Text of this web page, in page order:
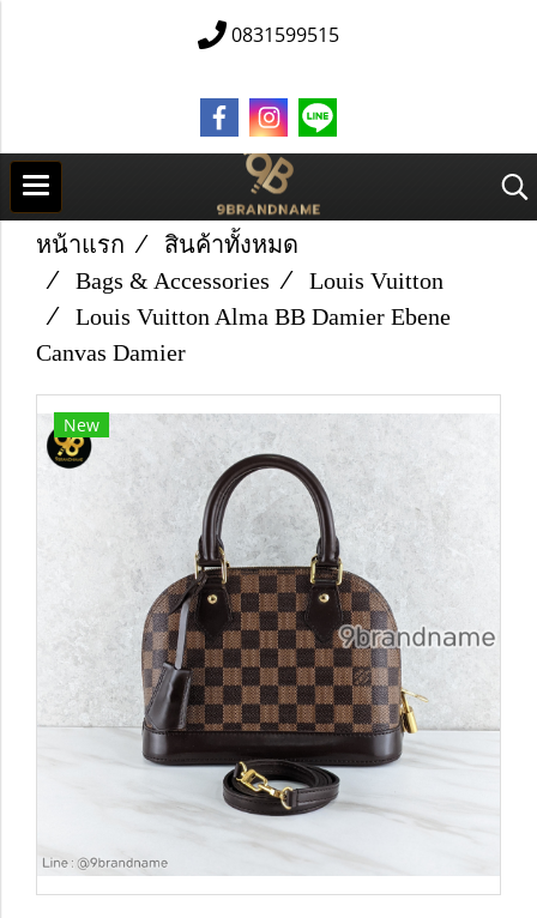
0831599515
หน้าแรก
สินค้าทั้งหมด
Bags & Accessories
Louis Vuitton
Louis Vuitton Alma BB Damier Ebene
Canvas Damier
New